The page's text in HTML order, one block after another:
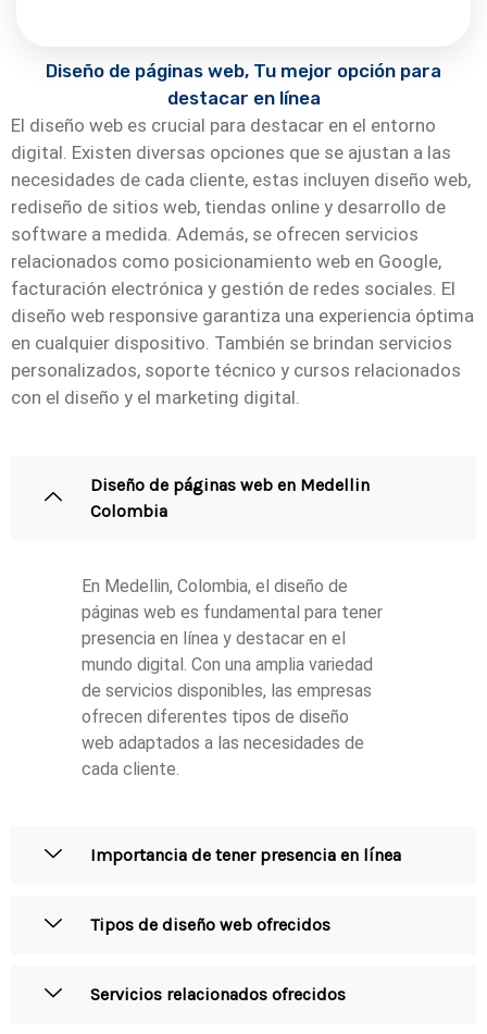
Diseño de páginas web, Tu mejor opción para
destacar en línea
El diseño web es crucial para destacar en el entorno
digital. Existen diversas opciones que se ajustan a las
necesidades de cada cliente, estas incluyen diseño web,
rediseño de sitios web, tiendas online y desarrollo de
software a medida. Además, se ofrecen servicios
relacionados como posicionamiento web en Google,
facturación electrónica y gestión de redes sociales. El
diseño web responsive garantiza una experiencia óptima
en cualquier dispositivo. También se brindan servicios
personalizados, soporte técnico y cursos relacionados
con el diseño y el marketing digital.
Diseño de páginas web en Medellin
Colombia
En Medellin, Colombia, el diseño de
páginas web es fundamental para tener
presencia en línea y destacar en el
mundo digital. Con una amplia variedad
de servicios disponibles, las empresas
ofrecen diferentes tipos de diseño
web adaptados a las necesidades de
cada cliente.
Importancia de tener presencia en línea
Tipos de diseño web ofrecidos
Servicios relacionados ofrecidos